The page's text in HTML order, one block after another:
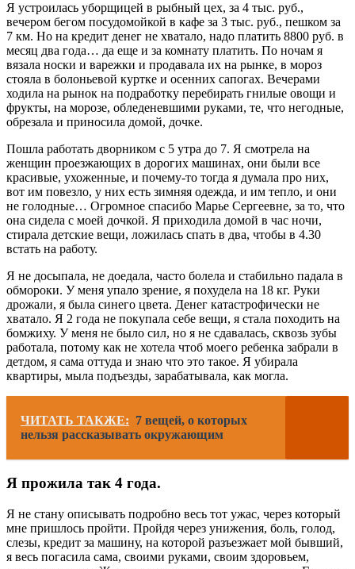
Я устроилась уборщицей в рыбный цех, за 4 тыс. руб.,
вечером бегом посудомойкой в кафе за 3 тыс. руб., пешком за
7 км. Но на кредит денег не хватало, надо платить 8800 руб. в
месяц два года… да еще и за комнату платить. По ночам я
вязала носки и варежки и продавала их на рынке, в мороз
стояла в болоньевой куртке и осенних сапогах. Вечерами
ходила на рынок на подработку перебирать гнилые овощи и
фрукты, на морозе, обледеневшими руками, те, что негодные,
обрезала и приносила домой, дочке.
Пошла работать дворником с 5 утра до 7. Я смотрела на
женщин проезжающих в дорогих машинах, они были все
красивые, ухоженные, и почему-то тогда я думала про них,
вот им повезло, у них есть зимняя одежда, и им тепло, и они
не голодные… Огромное спасибо Марье Сергеевне, за то, что
она сидела с моей дочкой. Я приходила домой в час ночи,
стирала детские вещи, ложилась спать в два, чтобы в 4.30
встать на работу.
Я не досыпала, не доедала, часто болела и стабильно падала в
обмороки. У меня упало зрение, я похудела на 18 кг. Руки
дрожали, я была синего цвета. Денег катастрофически не
хватало. Я 2 года не покупала себе вещи, я стала походить на
бомжиху. У меня не было сил, но я не сдавалась, сквозь зубы
работала, потому как не хотела чтоб моего ребенка забрали в
детдом, я сама оттуда и знаю что это такое. Я убирала
квартиры, мыла подъезды, зарабатывала, как могла.
ЧИТАТЬ ТАКЖЕ: 7 вещей, о которых
нельзя рассказывать окружающим
Я прожила так 4 года.
Я не стану описывать подробно весь тот ужас, через который
мне пришлось пройти. Пройдя через унижения, боль, голод,
слезы, кредит за машину, на которой разъезжает мой бывший,
я весь погасила сама, своими руками, своим здоровьем,